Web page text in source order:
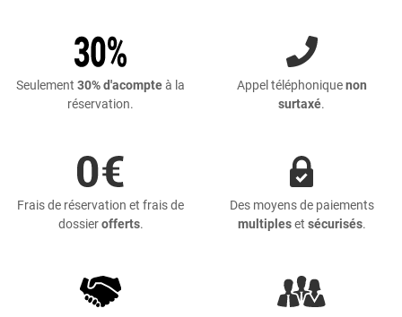
Seulement 30% d'acompteà la
réservation.
Appel téléphoniquenon
surtaxé.
Frais de réservation et frais de
dossierofferts.
Des moyens de paiements
multipleset sécurisés.